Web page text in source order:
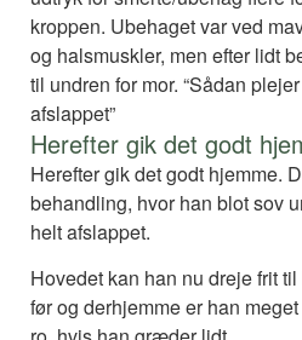
kroppen. Ubehaget var ved
og halsmuskler, men efter lidt
til undren for mor. “Sådan
afslappet”
Herefter gik det godt
Herefter gik det godt hjemme.
behandling, hvor han blot sov
helt afslappet.
Hovedet kan han nu dreje frit
før og derhjemme er han